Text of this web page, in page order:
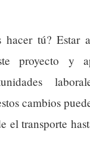
hacer tú? Estar
proyecto y
cambios
el transporte